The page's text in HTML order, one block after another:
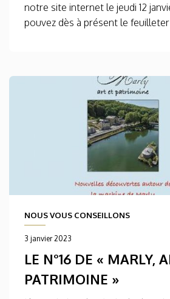
notre site internet le jeudi 12
pouvez dès à présent le
NOUS VOUS CONSEILLONS
3 janvier 2023
LE N°16 DE « MARLY,
PATRIMOINE »